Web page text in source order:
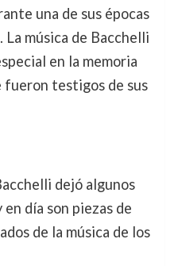
una de sus épocas
música de Bacchelli
en la memoria
fueron testigos de sus
dejó algunos
día son piezas de
de la música de los